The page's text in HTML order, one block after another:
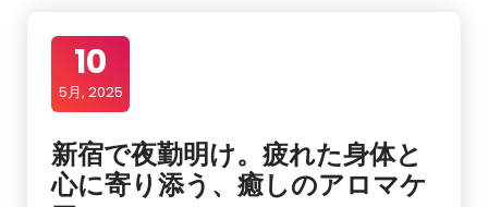
10
5月, 2025
新宿で夜勤明け。疲れた身体と
心に寄り添う、癒しのアロマケ